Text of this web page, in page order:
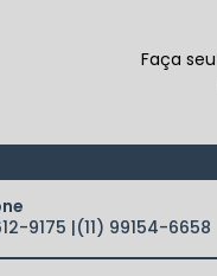
Faça
9175 |(11) 99154-6658